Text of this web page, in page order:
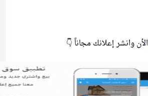
الأن وانشر إعلانك مجاناً 👇